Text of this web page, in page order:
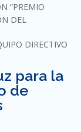
“PREMIO
DEL
DIRECTIVO
para la
de